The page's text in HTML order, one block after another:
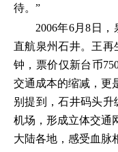
待。”
2006年6月8日
直航泉州石井。王再
钟，票价仅新台币
交通成本的缩减，更
别提到，石井码头
机场，形成立体交通
大陆各地，感受血脉